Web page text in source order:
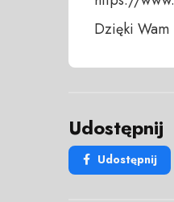
Dzięki Wam
Udostępnij
Udostępnij